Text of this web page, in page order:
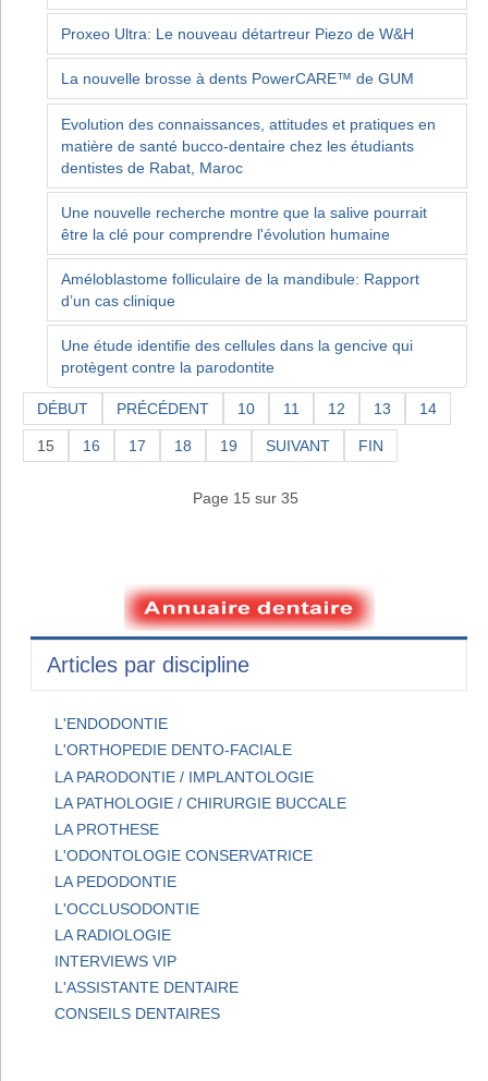
Proxeo Ultra: Le nouveau détartreur Piezo de W&H
La nouvelle brosse à dents PowerCARE™ de GUM
Evolution des connaissances, attitudes et pratiques en
matière de santé bucco-dentaire chez les étudiants
dentistes de Rabat, Maroc
Une nouvelle recherche montre que la salive pourrait
être la clé pour comprendre l'évolution humaine
Améloblastome folliculaire de la mandibule: Rapport
d’un cas clinique
Une étude identifie des cellules dans la gencive qui
protègent contre la parodontite
DÉBUT PRÉCÉDENT 10 11 12 13 14
15 16 17 18 19 SUIVANT FIN
Page 15 sur 35
Articles par discipline
L'ENDODONTIE
L'ORTHOPEDIE DENTO-FACIALE
LA PARODONTIE / IMPLANTOLOGIE
LA PATHOLOGIE / CHIRURGIE BUCCALE
LA PROTHESE
L'ODONTOLOGIE CONSERVATRICE
LA PEDODONTIE
L'OCCLUSODONTIE
LA RADIOLOGIE
INTERVIEWS VIP
L'ASSISTANTE DENTAIRE
CONSEILS DENTAIRES